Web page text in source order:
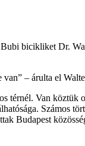
bicikliket Dr.
van
– árulta el
térnél. Van
Számos
Budapest